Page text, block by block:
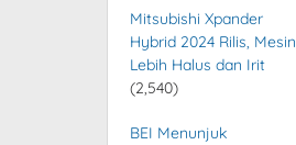
Mitsubishi Xpander
Hybrid 2024 Rilis, Mesin
Lebih Halus dan Irit
(2,540)
BEI Menunjuk